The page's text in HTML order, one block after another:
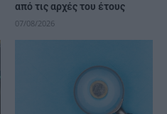
από τις αρχές του έτους
07/08/2026